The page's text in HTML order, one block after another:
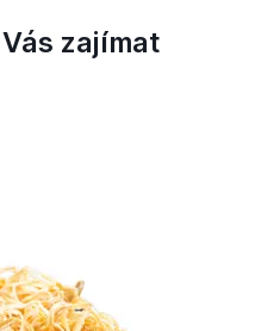
zajímat